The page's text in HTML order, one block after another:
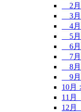
2月
3月
4月
5月
6月
7月
8月
9月
10月
11月
12月